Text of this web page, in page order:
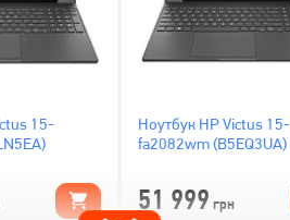
15-
Ноутбук HP Victus 15-
fa2082wm (B5EQ3UA)
51 999 грн